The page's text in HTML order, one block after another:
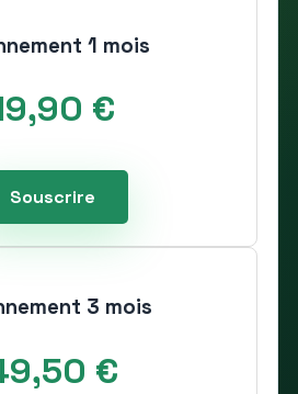
1 mois
€
Souscrire
3 mois
€